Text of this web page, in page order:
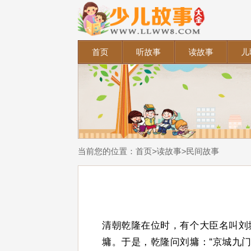
首页 听故事 读故事
当前您的位置： 首页>读故事>民间故事
清朝乾隆在位时，有个大臣名叫
墉。于是，乾隆问刘墉：“京城九